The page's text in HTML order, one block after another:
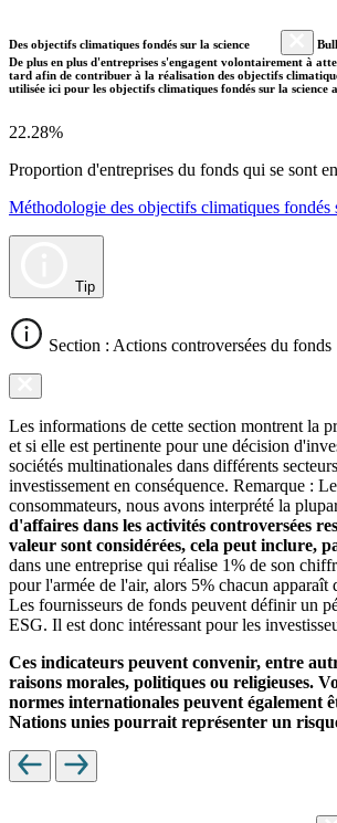
Des objectifs climatiques fondés sur la science
De plus en plus d'entreprises s'engagent volontairement à
tard afin de contribuer à la réalisation des objectifs
utilisée ici pour les objectifs climatiques fondés sur la science
22.28%
Proportion d'entreprises du fonds qui se sont
Méthodologie des objectifs climatiques fondés
Tip
Section : Actions controversées du fonds
Les informations de cette section montrent la
et si elle est pertinente pour une décision
sociétés multinationales dans différents
investissement en conséquence. Remarque :
consommateurs, nous avons interprété la
d'affaires dans les activités controversées
valeur sont considérées, cela peut inclure,
dans une entreprise qui réalise 1% de son
pour l'armée de l'air, alors 5% chacun
Les fournisseurs de fonds peuvent définir un
ESG. Il est donc intéressant pour les
Ces indicateurs peuvent convenir, entre
raisons morales, politiques ou religieuses.
normes internationales peuvent également
Nations unies pourrait représenter un